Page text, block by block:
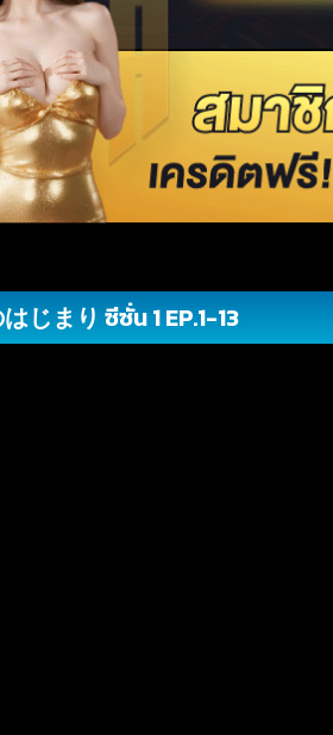
じまり ซีซั่น 1 EP.1-13